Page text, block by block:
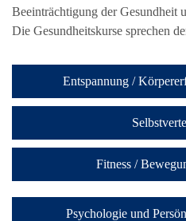
Beeinträchtigung der Gesundheit
Die Gesundheitskurse sprechen
Entspannung /
Fitness /
Psychologie und